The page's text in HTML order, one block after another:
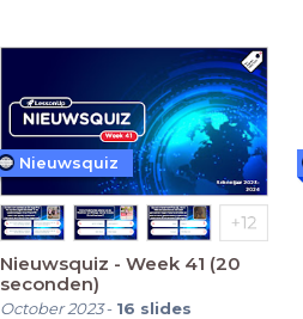
Nieuwsquiz - Week 41 (20
seconden)
October 2023- 16 slides
Nieuwsquiz